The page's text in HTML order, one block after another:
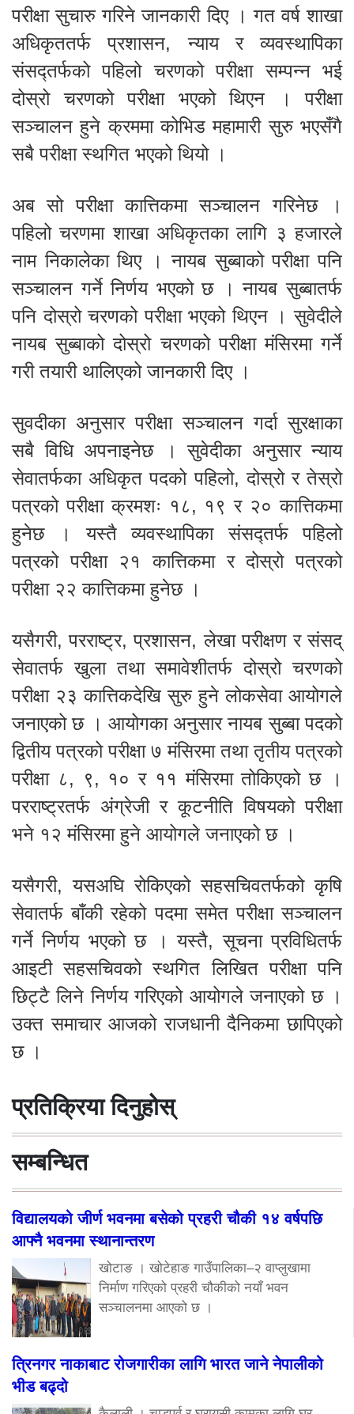
परीक्षा सुचारु गरिने जानकारी दिए । गत वर्ष शाखा
अधिकृततर्फ प्रशासन, न्याय र व्यवस्थापिका
संसद्तर्फको पहिलो चरणको परीक्षा सम्पन्न भई
दोस्रो चरणको परीक्षा भएको थिएन । परीक्षा
सञ्चालन हुने क्रममा कोभिड महामारी सुरु भएसँगै
सबै परीक्षा स्थगित भएको थियो ।
अब सो परीक्षा कात्तिकमा सञ्चालन गरिनेछ ।
पहिलो चरणमा शाखा अधिकृतका लागि ३ हजारले
नाम निकालेका थिए । नायब सुब्बाको परीक्षा पनि
सञ्चालन गर्ने निर्णय भएको छ । नायब सुब्बातर्फ
पनि दोस्रो चरणको परीक्षा भएको थिएन । सुवेदीले
नायब सुब्बाको दोस्रो चरणको परीक्षा मंसिरमा गर्ने
गरी तयारी थालिएको जानकारी दिए ।
सुवदीका अनुसार परीक्षा सञ्चालन गर्दा सुरक्षाका
सबै विधि अपनाइनेछ । सुवेदीका अनुसार न्याय
सेवातर्फका अधिकृत पदको पहिलो, दोस्रो र तेस्रो
पत्रको परीक्षा क्रमशः १८, १९ र २० कात्तिकमा
हुनेछ । यस्तै व्यवस्थापिका संसद्तर्फ पहिलो
पत्रको परीक्षा २१ कात्तिकमा र दोस्रो पत्रको
परीक्षा २२ कात्तिकमा हुनेछ ।
यसैगरी, परराष्ट्र, प्रशासन, लेखा परीक्षण र संसद्
सेवातर्फ खुला तथा समावेशीतर्फ दोस्रो चरणको
परीक्षा २३ कात्तिकदेखि सुरु हुने लोकसेवा आयोगले
जनाएको छ । आयोगका अनुसार नायब सुब्बा पदको
द्वितीय पत्रको परीक्षा ७ मंसिरमा तथा तृतीय पत्रको
परीक्षा ८, ९, १० र ११ मंसिरमा तोकिएको छ ।
परराष्ट्रतर्फ अंग्रेजी र कूटनीति विषयको परीक्षा
भने १२ मंसिरमा हुने आयोगले जनाएको छ ।
यसैगरी, यसअघि रोकिएको सहसचिवतर्फको कृषि
सेवातर्फ बाँकी रहेको पदमा समेत परीक्षा सञ्चालन
गर्ने निर्णय भएको छ । यस्तै, सूचना प्रविधितर्फ
आइटी सहसचिवको स्थगित लिखित परीक्षा पनि
छिट्टै लिने निर्णय गरिएको आयोगले जनाएको छ ।
उक्त समाचार आजको राजधानी दैनिकमा छापिएको
छ ।
प्रतिक्रिया दिनुहोस्
सम्बन्धित
विद्यालयको जीर्ण भवनमा बसेको प्रहरी चौकी १४ वर्षपछि
आफ्नै भवनमा स्थानान्तरण
खोटाङ । खोटेहाङ गाउँपालिका–२ वाप्लुखामा
निर्माण गरिएको प्रहरी चौकीको नयाँ भवन
सञ्चालनमा आएको छ ।
त्रिनगर नाकाबाट रोजगारीका लागि भारत जाने नेपालीको
भीड बढ्दो